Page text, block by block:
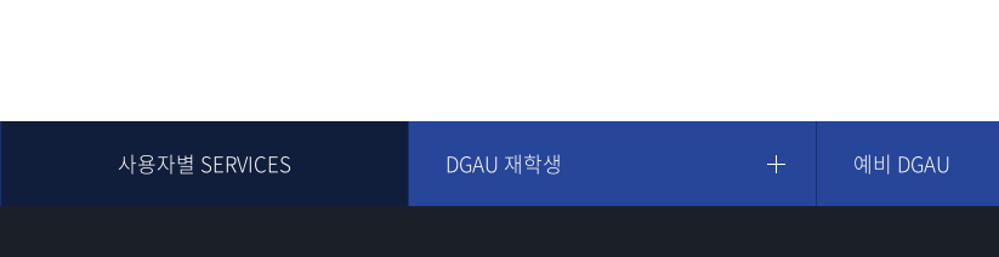
사용자별 SERVICES DGAU 재학생 예비 DGAU